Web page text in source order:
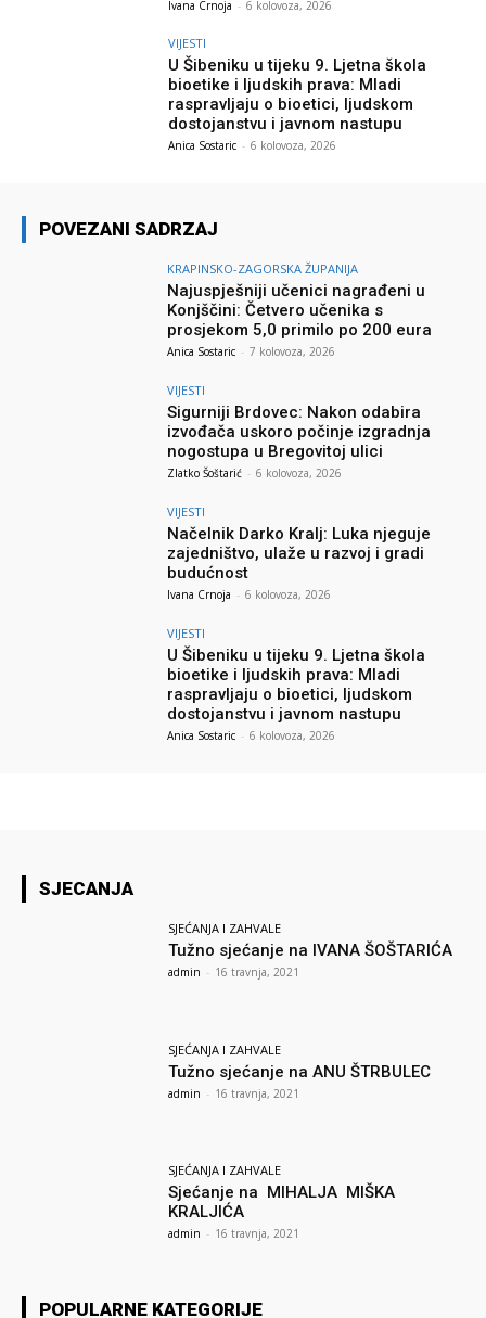
Ivana Crnoja - 6 kolovoza, 2026
VIJESTI
U Šibeniku u tijeku 9. Ljetna škola
bioetike i ljudskih prava: Mladi
raspravljaju o bioetici, ljudskom
dostojanstvu i javnom nastupu
Anica Sostaric - 6 kolovoza, 2026
POVEZANI SADRZAJ
KRAPINSKO-ZAGORSKA ŽUPANIJA
Najuspješniji učenici nagrađeni u
Konjščini: Četvero učenika s
prosjekom 5,0 primilo po 200 eura
Anica Sostaric - 7 kolovoza, 2026
VIJESTI
Sigurniji Brdovec: Nakon odabira
izvođača uskoro počinje izgradnja
nogostupa u Bregovitoj ulici
Zlatko Šoštarić - 6 kolovoza, 2026
VIJESTI
Načelnik Darko Kralj: Luka njeguje
zajedništvo, ulaže u razvoj i gradi
budućnost
Ivana Crnoja - 6 kolovoza, 2026
VIJESTI
U Šibeniku u tijeku 9. Ljetna škola
bioetike i ljudskih prava: Mladi
raspravljaju o bioetici, ljudskom
dostojanstvu i javnom nastupu
Anica Sostaric - 6 kolovoza, 2026
SJECANJA
SJEĆANJA I ZAHVALE
Tužno sjećanje na IVANA ŠOŠTARIĆA
admin - 16 travnja, 2021
SJEĆANJA I ZAHVALE
Tužno sjećanje na ANU ŠTRBULEC
admin - 16 travnja, 2021
SJEĆANJA I ZAHVALE
Sjećanje na MIHALJA MIŠKA
KRALJIĆA
admin - 16 travnja, 2021
POPULARNE KATEGORIJE